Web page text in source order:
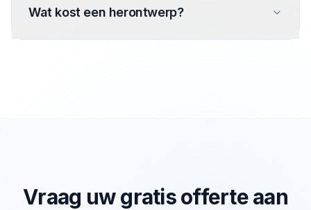
Wat kost een herontwerp?
Vraag uw gratis offerte aan